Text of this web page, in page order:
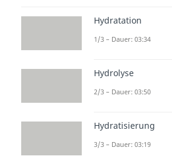
zur
(03:32)
Die radikalische
endet mit einer
du verschiedene
unterscheiden.
Hydratation
1/3 – Dauer: 03:34
Hydrolyse
2/3 – Dauer: 03:50
Hydratisierung
3/3 – Dauer: 03:19